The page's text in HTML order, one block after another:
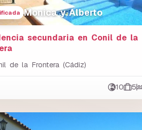
Monica y Alberto
secundaria en Conil de la
de la Frontera (Cádiz)
10 5